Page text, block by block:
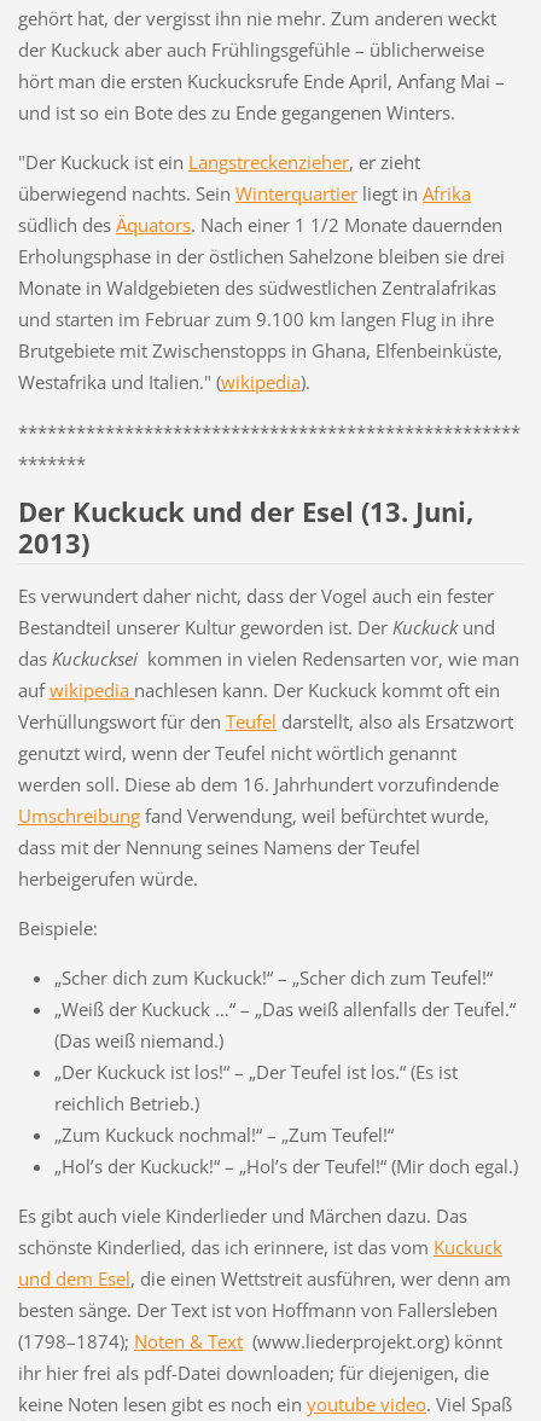
gehört hat, der vergisst ihn nie mehr. Zum anderen weckt
der Kuckuck aber auch Frühlingsgefühle – üblicherweise
hört man die ersten Kuckucksrufe Ende April, Anfang Mai –
und ist so ein Bote des zu Ende gegangenen Winters.
"Der Kuckuck ist ein Langstreckenzieher, er zieht
überwiegend nachts. Sein Winterquartierliegt in Afrika
südlich des Äquators. Nach einer 1 1/2 Monate dauernden
Erholungsphase in der östlichen Sahelzone bleiben sie drei
Monate in Waldgebieten des südwestlichen Zentralafrikas
und starten im Februar zum 9.100 km langen Flug in ihre
Brutgebiete mit Zwischenstopps in Ghana, Elfenbeinküste,
Westafrika und Italien." (wikipedia).
****************************************************
*******
Der Kuckuck und der Esel (13. Juni,
2013)
Es verwundert daher nicht, dass der Vogel auch ein fester
Bestandteil unserer Kultur geworden ist. Der Kuckuckund
das Kuckuckseikommen in vielen Redensarten vor, wie man
aufwikipedia nachlesen kann. Der Kuckuck kommt oft ein
Verhüllungswort für den Teufel darstellt, also als Ersatzwort
genutzt wird, wenn der Teufel nicht wörtlich genannt
werden soll. Diese ab dem 16. Jahrhundert vorzufindende
Umschreibungfand Verwendung, weil befürchtet wurde,
dass mit der Nennung seines Namens der Teufel
herbeigerufen würde.
Beispiele:
„Scher dich zum Kuckuck!“ – „Scher dich zum Teufel!“
„Weiß der Kuckuck …“ – „Das weiß allenfalls der Teufel.“
(Das weiß niemand.)
„Der Kuckuck ist los!“ – „Der Teufel ist los.“ (Es ist
reichlich Betrieb.)
„Zum Kuckuck nochmal!“ – „Zum Teufel!“
„Hol’s der Kuckuck!“ – „Hol’s der Teufel!“ (Mir doch egal.)
Es gibt auch viele Kinderlieder und Märchen dazu. Das
schönste Kinderlied, das ich erinnere, ist das vom Kuckuck
und dem Esel, die einen Wettstreit ausführen, wer denn am
besten sänge. Der Text ist von Hoffmann von Fallersleben
(1798–1874); Noten & Text(www.liederprojekt.org) könnt
ihr hier frei als pdf-Datei downloaden; für diejenigen, die
keine Noten lesen gibt es noch ein youtube video. Viel Spaß